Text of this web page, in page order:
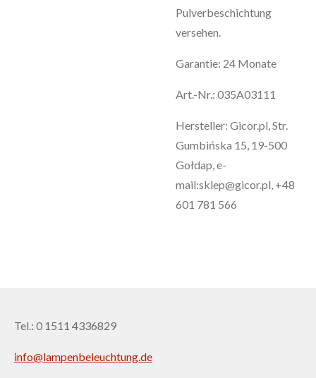
Pulverbeschichtung
versehen.
Garantie: 24 Monate
Art.-Nr.: 035A03111
Hersteller: Gicor.pl, Str.
Gumbińska 15, 19-500
Gołdap, e-
mail:sklep@gicor.pl, +48
601 781 566
Tel.: 0 1511 4336829
info@lampenbeleuchtung.de